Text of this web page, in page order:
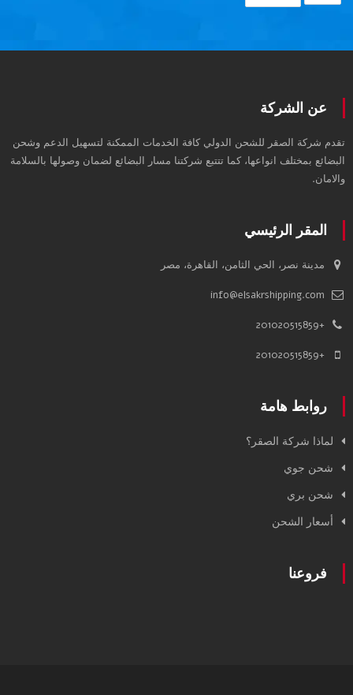
عن الشركة
تقدم شركة الصقر للشحن الدولي كافة الخدمات الممكنة لتسهيل الدعم وشحن
البضائع بمختلف انواعها، كما تتتبع شركتنا مسار البضائع لضمان وصولها بالسلامة
والامان.
المقر الرئيسي
مدينة نصر، الحي الثامن، القاهرة، مصر
info@elsakrshipping.com
+201020515859
+201020515859
روابط هامة
لماذا شركة الصقر؟
شحن جوي
شحن بري
أسعار الشحن
فروعنا